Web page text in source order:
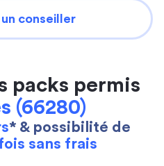
conseiller
packs permis
(66280)
* & possibilité de
sans frais